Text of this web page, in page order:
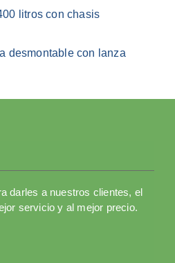
litros con chasis
desmontable con lanza
darles a nuestros clientes, el
servicio y al mejor precio.